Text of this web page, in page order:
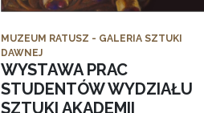
MUZEUM RATUSZ - GALERIA SZTUKI
DAWNEJ
WYSTAWA PRAC
STUDENTÓW WYDZIAŁU
SZTUKI AKADEMII